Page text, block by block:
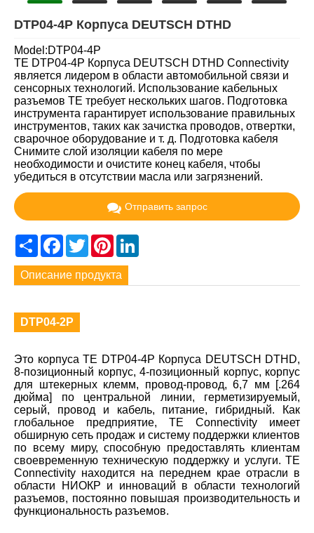
DTP04-4P Корпуса DEUTSCH DTHD
Model:DTP04-4P
TE DTP04-4P Корпуса DEUTSCH DTHD Connectivity
является лидером в области автомобильной связи и
сенсорных технологий. Использование кабельных
разъемов TE требует нескольких шагов. Подготовка
инструмента гарантирует использование правильных
инструментов, таких как зачистка проводов, отвертки,
сварочное оборудование и т. д. Подготовка кабеля
Снимите слой изоляции кабеля по мере
необходимости и очистите конец кабеля, чтобы
убедиться в отсутствии масла или загрязнений.
Отправить запрос
ShareFacebook
TwitterPinterest
Описание продукта
DTP04-2P
Это корпуса TE DTP04-4P Корпуса DEUTSCH DTHD,
8-позиционный корпус, 4-позиционный корпус, корпус
для штекерных клемм, провод-провод, 6,7 мм [.264
дюйма] по центральной линии, герметизируемый,
серый, провод и кабель, питание, гибридный. Как
глобальное предприятие, TE Connectivity имеет
обширную сеть продаж и систему поддержки клиентов
по всему миру, способную предоставлять клиентам
своевременную техническую поддержку и услуги. TE
Connectivity находится на переднем крае отрасли в
области НИОКР и инноваций в области технологий
разъемов, постоянно повышая производительность и
функциональность разъемов.